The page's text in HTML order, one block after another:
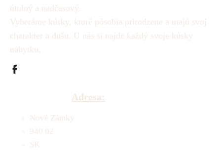
útulný a nadčasový.
Vyberáme kúsky, ktoré pôsobia prirodzene a majú svoj
charakter a dušu. U nás si najde každý svoje kúsky
nábytku.
Adresa:
Nové Zámky
940 02
SK